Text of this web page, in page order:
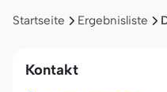
Startseite Ergebnisliste
Kontakt